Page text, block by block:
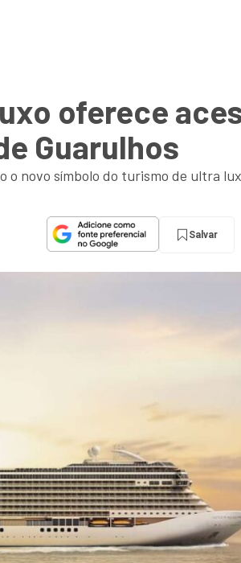
oferece
Guarulhos
o novo símbolo do turismo de ultra
Salvar